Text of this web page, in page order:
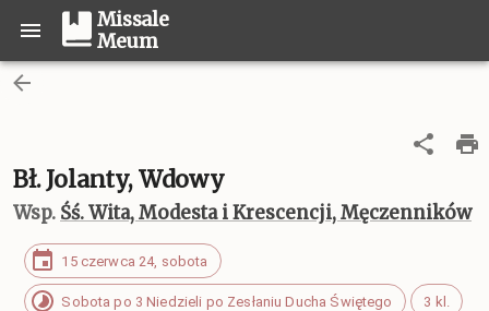
Missale
Meum
Bł. Jolanty, Wdowy
Wsp. Śś. Wita, Modesta i Krescencji, Męczenników
15 czerwca 24, sobota
Sobota po 3 Niedzieli po Zesłaniu Ducha Świętego 3 kl.